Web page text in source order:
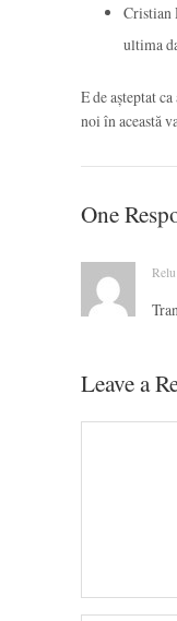
Cristian
ultima
E de așteptat
noi în această
One
Leave a